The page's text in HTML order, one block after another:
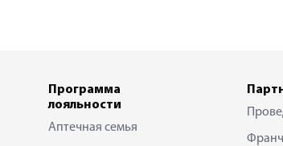
Программа
лояльности
Аптечная семья